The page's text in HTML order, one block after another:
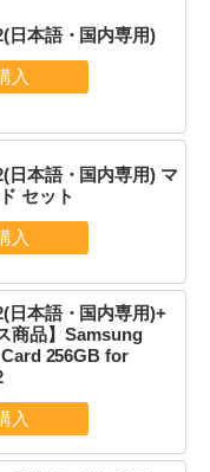
本語・国内専用)
本語・国内専用) マ
セット
本語・国内専用)+
商品】Samsung
256GB for